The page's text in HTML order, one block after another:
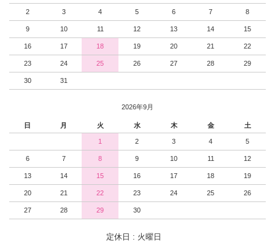
2 3 4 5 6 7 8
9 10 11 12 13 14 15
16 17 18 19 20 21 22
23 24 25 26 27 28 29
30 31
2026年9月
日 月 火 水 木 金 土
1 2 3 4 5
6 7 8 9 10 11 12
13 14 15 16 17 18 19
20 21 22 23 24 25 26
27 28 29 30
定休日 : 火曜日